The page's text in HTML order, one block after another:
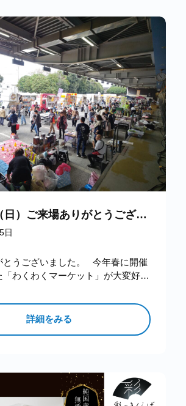
11月２日（日）ご来場ありがとうございました。
日
とうございました。 今年春に開催
「わくわくマーケット」が大変好評
を…
詳細をみる